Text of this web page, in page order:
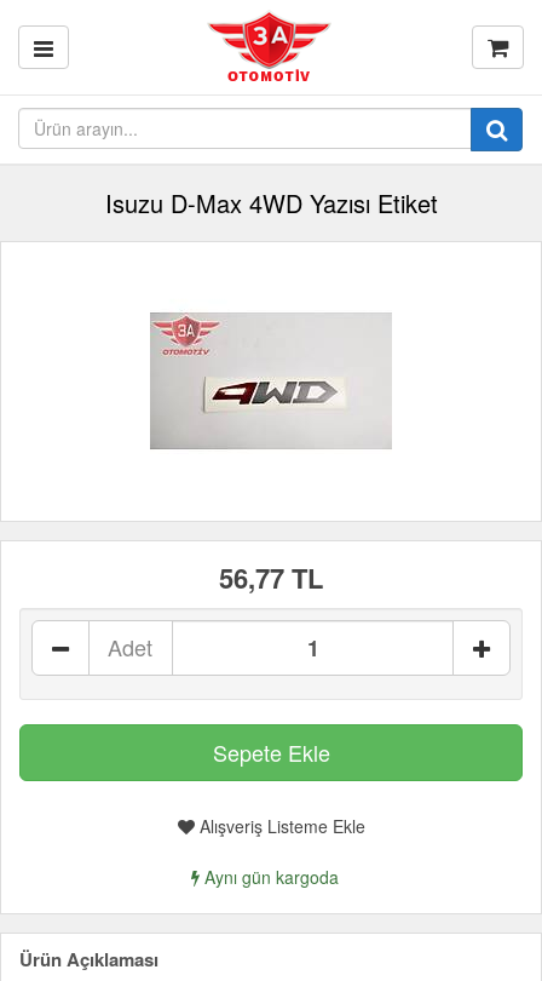
Isuzu D-Max 4WD Yazısı Etiket
56,77 TL
Adet
Alışveriş Listeme Ekle
Aynı gün kargoda
Ürün Açıklaması